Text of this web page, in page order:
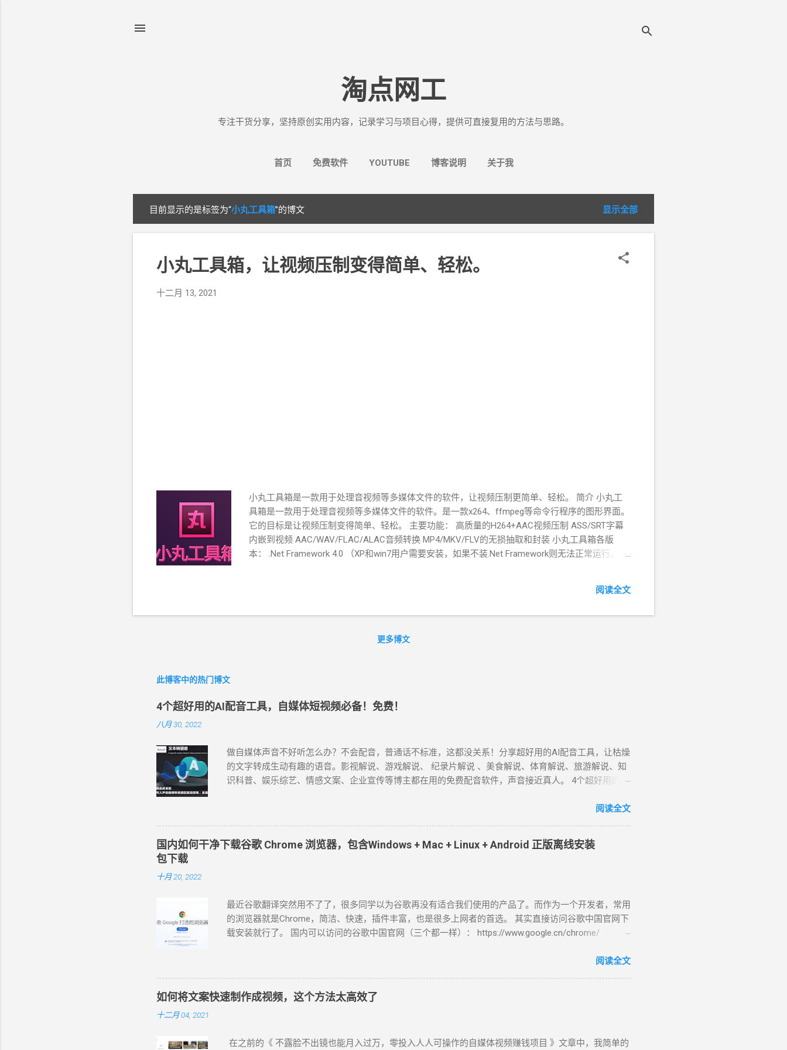
淘点网工
专注干货分享，坚持原创实用内容，记录学习与项目心得，提供可直接复用的方法与思路。
首页 免费软件 YOUTUBE 博客说明 关于我
文
目前显示的是标签为“小丸工具箱”的博文 显示全部
小丸工具箱，让视频压制变得简单、轻松。
十二月 13, 2021
小丸工具箱是一款用于处理音视频等多媒体文件的软件，让视频压制更简单、轻松。 简介 小丸工
具箱是一款用于处理音视频等多媒体文件的软件。是一款x264、ffmpeg等命令行程序的图形界面。
它的目标是让视频压制变得简单、轻松。 主要功能： 高质量的H264+AAC视频压制 ASS/SRT字幕
内嵌到视频 AAC/WAV/FLAC/ALAC音频转换 MP4/MKV/FLV的无损抽取和封装 小丸工具箱各版
本： .Net Framework 4.0 （XP和win7用户需要安装，如果不装.Net Framework则无法正常运行。）
（文件名：xiaowantoolsrev194.zip） 小丸压制工具bilibili定制版（文件名：BiliBiliEncoder.zip） 下载
https://www.aliyundrive.com/s/DR8DjrG2noc 提取码: 2co0 谷歌云端硬盘下载：
阅读全文
更多博文
此博客中的热门博文
4个超好用的AI配音工具，自媒体短视频必备！免费！
八月 30, 2022
做自媒体声音不好听怎么办？不会配音，普通话不标准，这都没关系！分享超好用的AI配音工具，让枯燥
的文字转成生动有趣的语音。影视解说、游戏解说、 纪录片解说 、美食解说、体育解说、旅游解说、知
识科普、娱乐综艺、情感文案、企业宣传等博主都在用的免费配音软件，声音接近真人。 4个超好用的AI
语言和变体的 400 种神经网络语音，通过简单地调整语速、音调、发音和停顿等，可实现与人声的语调
晓萱、晓辰、晓涵、晓墨、晓秋、晓辰、晓睿、晓双、晓颜、晓悠、晓梦、晓伊、晓甄；男配音员： 云
杨、云希、云野 、云枫、云皓、云健、云夏、云泽。 最近新增方言版的 云希(男，西南，云贵川桂 )、 云
https://azure.microsoft.com/zh-cn/services/cognitive-services/text-to-speech/#features ( 官方改版无
法使用 ) 使用心得： 无需注册登录即可免费使用，不会存储你的数据，也无法导出音频文件。可以使用
录屏或录音软件，录制已生成的音频。 2、Clipchamp Clipchamp是微软旗下公司，一个快捷简便而且免
版的可以无限无水印导出，高达1080p (HD) 的导出分辨率，免费的音频、图像和视频素材、滤镜、效
果、模板等，可免费使用于YouTube、Facebook、Instagram、Pinterest等社交媒体平台。 使用心得：
网页版本 需注册登录方可使用(直接用微软账号)，免费使用文字转语音工具！可导出视频和音频文件。虽
然是基于Azure，但没有说话风格和音调的调节...
阅读全文
国内如何干净下载谷歌 Chrome 浏览器，包含Windows + Mac + Linux + Android 正版离线安装
包下载
十月 20, 2022
最近谷歌翻译突然用不了了，很多同学以为谷歌再没有适合我们使用的产品了。而作为一个开发者，常用
的浏览器就是Chrome，简洁、快速，插件丰富，也是很多上网者的首选。 其实直接访问谷歌中国官网下
载安装就行了。 国内可以访问的谷歌中国官网（三个都一样）： https://www.google.cn/chrome/
首页的网页文件。 注意：在这里，你直接点击下载按钮，下载下来的“ChromeSetup.exe”是一个在线安装
常不方便。 Chrome 浏览器离线安装包下载 在原官方网址后加了个“?standalone=1”，standalone(独立)，
即独立安装包。 https://www.google.cn/chrome/?standalone=1
小88.89MB，这就是一个离线安装包。 你也可以使用以下链接下载相应的版本： Windows ：
阅读全文
如何将文案快速制作成视频，这个方法太高效了
十二月 04, 2021
在之前的《 不露脸不出镜也能月入过万，零投入人人可操作的自媒体视频赚钱项目 》文章中，我简单的